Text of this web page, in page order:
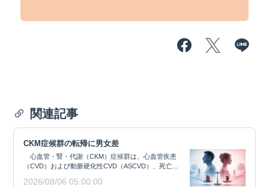
関連記事
CKM症候群の転帰に男女差
心血管・腎・代謝（CKM）症候群は、心血管疾患
（CVD）および動脈硬化性CVD（ASCVD）、死亡...
2026/08/06 05:00:00